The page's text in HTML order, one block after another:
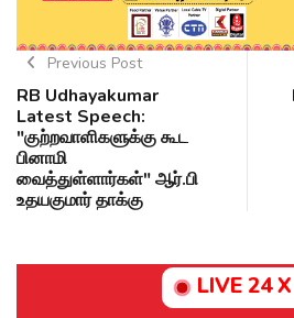
Previous Post
RB Udhayakumar
Latest Speech:
"குற்றவாளிகளுக்கு கூட
பினாமி
வைத்துள்ளார்கள்" ஆர்.பி
உதயகுமார் தாக்கு
LIVE 24